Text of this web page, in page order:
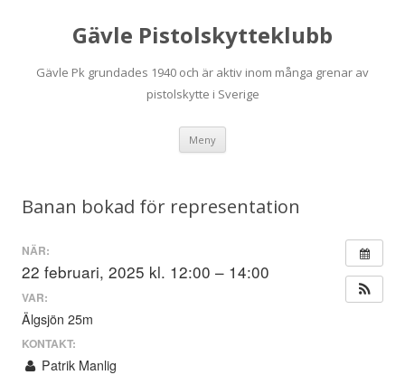
Gävle Pistolskytteklubb
Gävle Pk grundades 1940 och är aktiv inom många grenar av
pistolskytte i Sverige
Meny
Banan bokad för representation
NÄR:
22 februari, 2025 kl. 12:00 – 14:00
VAR:
Älgsjön 25m
KONTAKT:
Patrik Manlig